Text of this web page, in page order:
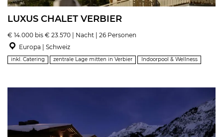
LUXUS CHALET VERBIER
€ 14.000 bis € 23.570 | Nacht | 26 Personen
Europa | Schweiz
inkl. Catering zentrale Lage mitten in Verbier Indoorpool & Wellness